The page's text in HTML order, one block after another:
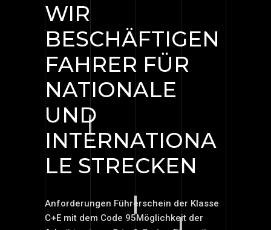
WIR
BESCHÄFTIGEN
FAHRER FÜR
NATIONALE
UND
INTERNATIONA
LE STRECKEN
Anforderungen Führerschein der Klasse
C+E mit dem Code 95Möglichkeit der